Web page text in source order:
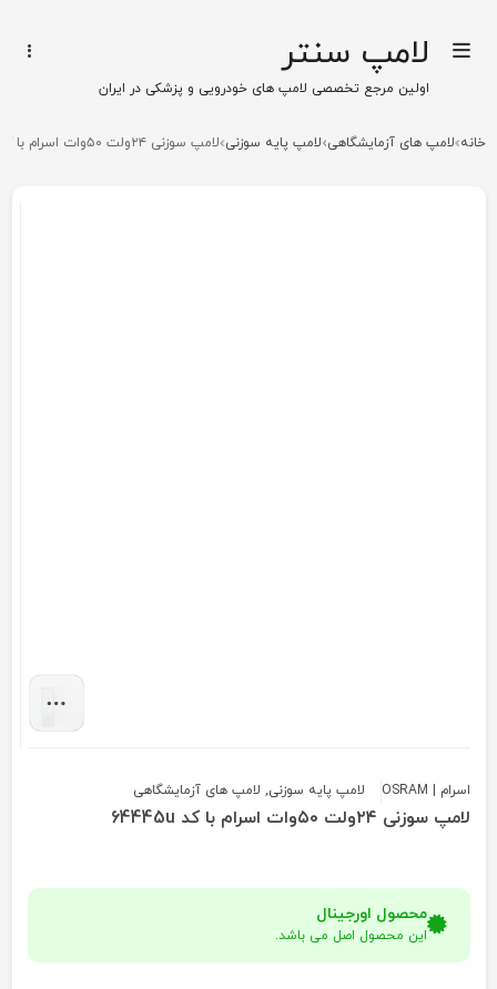
لامپ سنتر
اولین مرجع تخصصی لامپ های خودرویی و پزشکی در ایران
خانه لامپ های آزمایشگاهی لامپ پایه سوزنی لامپ سوزنی ۲۴ولت ۵۰وات اسرام با کد 64445u
اسرام | OSRAM لامپ پایه سوزنی, لامپ های آزمایشگاهی
لامپ سوزنی ۲۴ولت ۵۰وات اسرام با کد 64445u
محصول اورجینال
این محصول اصل می باشد.